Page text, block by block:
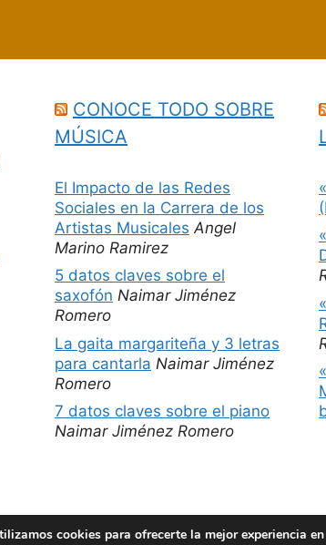
CONOCE TODO SOBRE
MÚSICA
El Impacto de las Redes
Sociales en la Carrera de los
Artistas Musicales Angel
Marino Ramirez
5 datos claves sobre el
saxofón Naimar Jiménez
Romero
La gaita margariteña y 3 letras
para cantarla Naimar Jiménez
Romero
7 datos claves sobre el piano
Naimar Jiménez Romero
cookies para ofrecerte la mejor experiencia